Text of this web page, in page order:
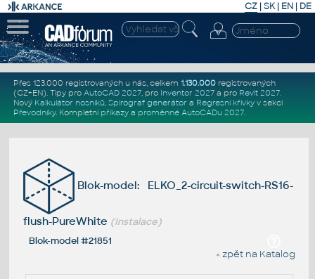
CZ | SK| EN | DE
Přes 123.000 registrovaných u nás, celkem 1.130.000registrovaných
(CZ+EN). Tipy pro AutoCAD 2027, pro Inventor 2027a pro Revit 2027.
Nový Kalkulátor nosníků, Spirograf generátor a Regresní křivkyv sekci
Převodníky. Kompletní příkazya proměnné AutoCADu 2027.
Blok-model: ELKO_2-circuit-switch-RS16-
flush-PureWhite (Instalace)
Blok-model #21851
« zpět na Katalog